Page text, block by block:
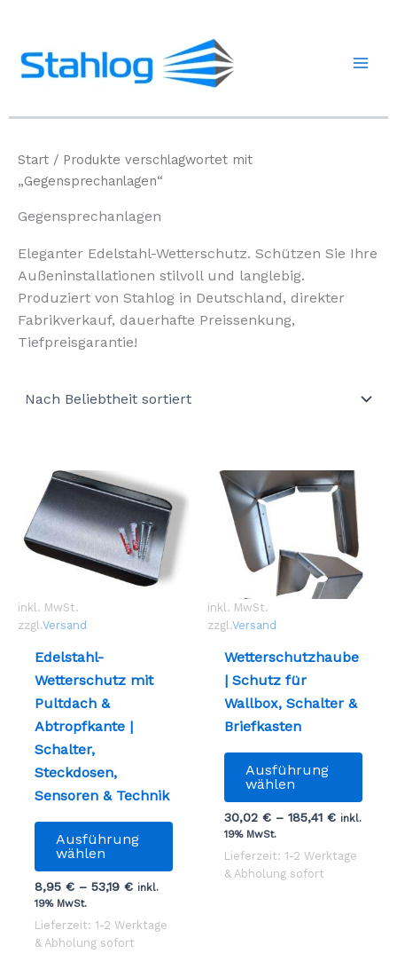
springen
Start / Produkte verschlagwortet mit
„Gegensprechanlagen“
Gegensprechanlagen
Eleganter Edelstahl-Wetterschutz. Schützen Sie Ihre
Außeninstallationen stilvoll und langlebig.
Produziert von Stahlog in Deutschland, direkter
Fabrikverkauf, dauerhafte Preissenkung,
Tiefpreisgarantie!
inkl. MwSt.
zzgl.Versand
Edelstahl-
Wetterschutz mit
Pultdach &
Abtropfkante |
Schalter,
Steckdosen,
Sensoren & Technik
Ausführung
wählen
Dieses
Produkt
weist
8,95€ –53,19€ inkl.
19% MwSt.
Lieferzeit: 1-2 Werktage
& Abholung sofort
inkl. MwSt.
zzgl.Versand
Wetterschutzhaube
| Schutz für
Wallbox, Schalter &
Briefkasten
Ausführung
wählen
weist
30,02€ –185,41€ inkl.
19% MwSt.
Lieferzeit: 1-2 Werktage
& Abholung sofort